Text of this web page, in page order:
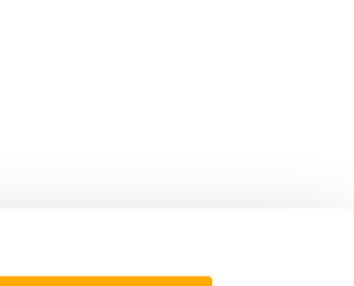
Impressum